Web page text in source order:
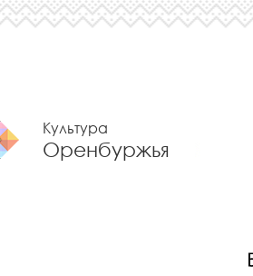
Культура
Оренбуржья